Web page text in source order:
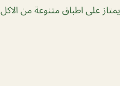
على اطباق متنوعة من الاكل